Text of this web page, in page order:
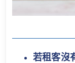
若租客沒